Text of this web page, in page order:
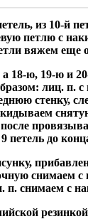
из 10-й
петлю с
вяжем еще
18-ю, 19-ю и
лиц. п. с
стенку,
петель до
снимаем с
п. снимаем с